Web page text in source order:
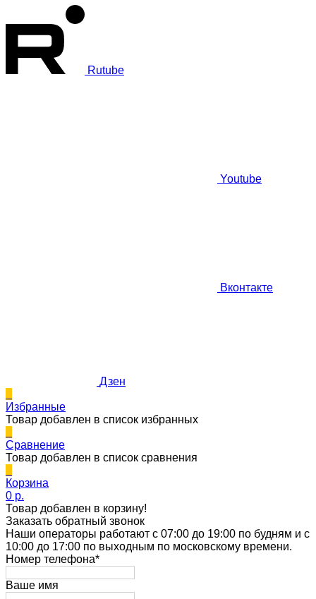
Rutube
Youtube
Вконтакте
Дзен
Избранные
Товар добавлен в список избранных
Сравнение
Товар добавлен в список сравнения
Корзина
0 p.
Товар добавлен в корзину!
Заказать обратный звонок
Наши операторы работают с 07:00 до 19:00 по будням и с
10:00 до 17:00 по выходным по московскому времени.
Номер телефона*
Ваше имя